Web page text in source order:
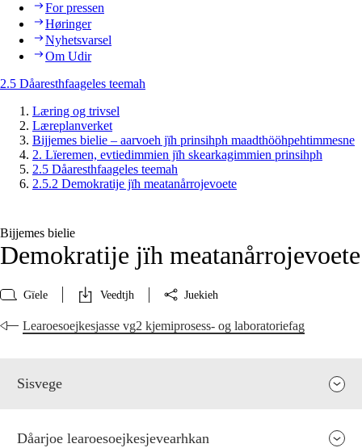
For pressen
Høringer
Nyhetsvarsel
Om Udir
2.5 Dåaresthfaageles teemah
Læring og trivsel
Læreplanverket
Bijjemes bielie – aarvoeh jïh prinsihph maadthööhpehtimmesne
2. Lïeremen, evtiedimmien jïh skearkagimmien prinsihph
2.5 Dåaresthfaageles teemah
2.5.2 Demokratije jïh meatanårrojevoete
Bijjemes bielie
Demokratije jïh meatanårrojevoete
Gïele Veedtjh Juekieh
Learoesoejkesjasse vg2 kjemiprosess- og laboratoriefag
Sisvege
Dåarjoe learoesoejkesjevearhkan